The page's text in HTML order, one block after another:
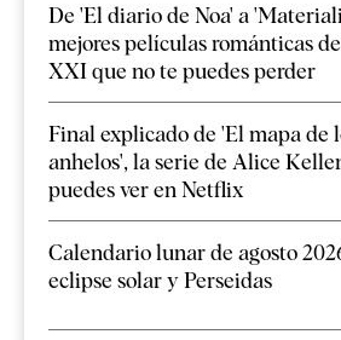
De 'El diario de Noa' a
mejores películas románticas
XXI que no te puedes perder
Final explicado de 'El mapa de
anhelos', la serie de Alice
puedes ver en Netflix
Calendario lunar de agosto
eclipse solar y Perseidas